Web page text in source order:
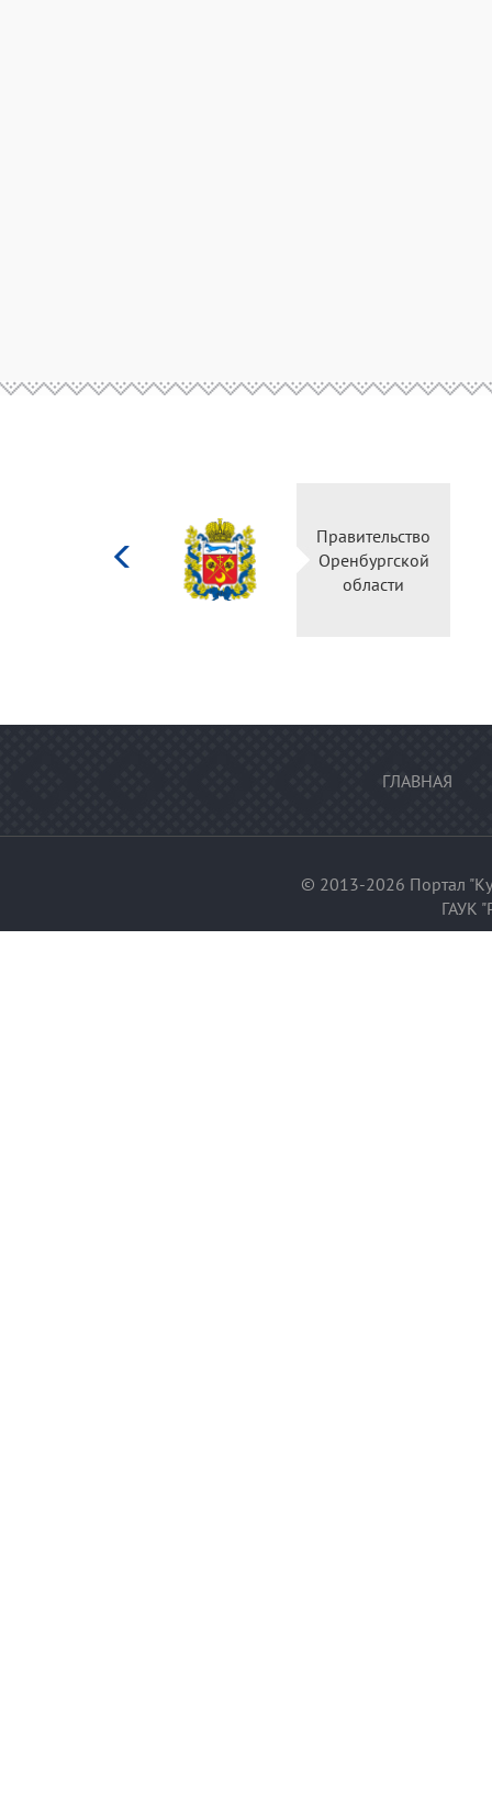
Правительство
Оренбургской
области
ГЛАВНАЯ
© 2013-2026 Портал
ГАУК